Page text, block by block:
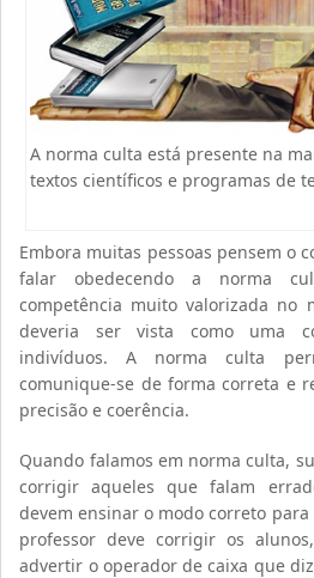
A norma culta está presente na
textos científicos e programas de
Embora muitas pessoas pensem o
falar obedecendo a norma
competência muito valorizada no
deveria ser vista como uma
indivíduos. A norma culta
comunique-se de forma correta e
precisão e coerência.
Quando falamos em norma culta,
corrigir aqueles que falam
devem ensinar o modo correto
professor deve corrigir os
advertir o operador de caixa que